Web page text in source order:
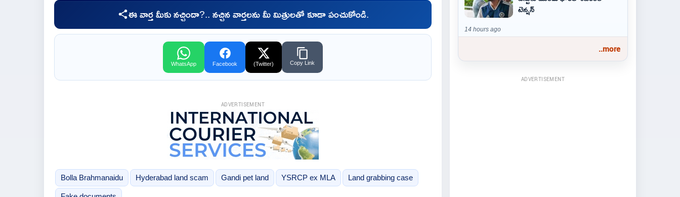
ఈ వార్త మీకు నచ్చిందా?.. నచ్చిన వార్తలను మీ మిత్రులతో కూడా పంచుకోండి.
WhatsApp Facebook (Twitter) Copy Link
ADVERTISEMENT
Bolla Brahmanaidu Hyderabad land scam Gandi pet land YSRCP ex MLA Land grabbing case
టెన్షన్
14 hours ago
..more
ADVERTISEMENT